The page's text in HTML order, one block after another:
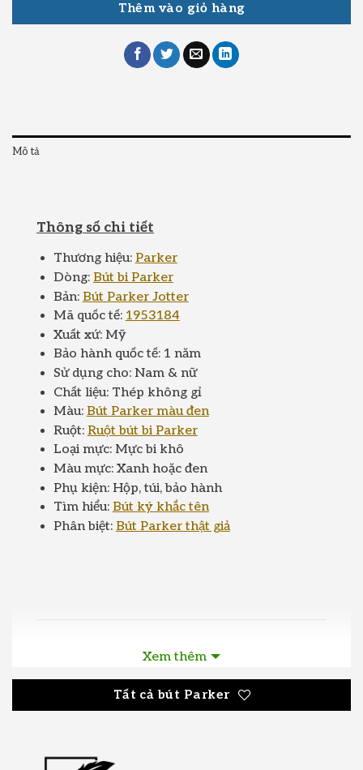
Thêm vào giỏ hàng
Mô tả
Thông số chi tiết
Thương hiệu: Parker
Dòng: Bút bi Parker
Bản: Bút Parker Jotter
Mã quốc tế: 1953184
Xuất xứ: Mỹ
Bảo hành quốc tế: 1 năm
Sử dụng cho: Nam & nữ
Chất liệu: Thép không gỉ
Màu: Bút Parker màu đen
Ruột: Ruột bút bi Parker
Loại mực: Mực bi khô
Màu mực: Xanh hoặc đen
Phụ kiện: Hộp, túi, bảo hành
Tìm hiểu: Bút ký khắc tên
Phân biệt: Bút Parker thật giả
Bút bi Parker Jotter Bond Street Black CT
Chào mừng bạn đến với thế giới của sự thanh
lịch và tiện ích! Bút bi Parker Jotter Bond
gọi chi tiết
Xem thêm
Tất cả bút Parker